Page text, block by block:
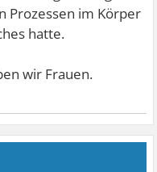
Prozessen im Körper
hatte.
wir Frauen.